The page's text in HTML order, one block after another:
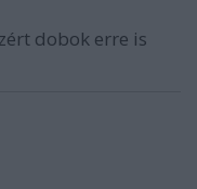
dobok erre is